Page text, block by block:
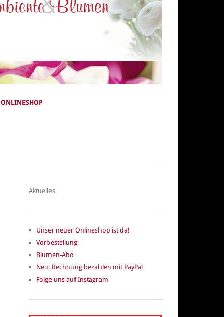
ONLINESHOP
Aktuelles
Unser neuer Onlineshop ist da!
Vorbestellung
Blumen-Abo
Neu: Rechnung bezahlen mit PayPal
Folge uns auf Instagram